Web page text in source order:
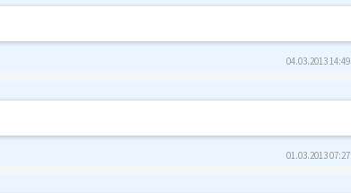
04.03.2013 14:49
01.03.2013 07:27